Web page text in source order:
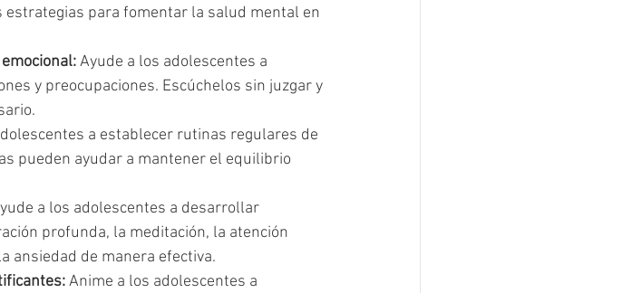
estrategias para fomentar la salud mental en
Ayude a los adolescentes a
y preocupaciones. Escúchelos sin juzgar y
a establecer rutinas regulares de
pueden ayudar a mantener el equilibrio
a los adolescentes a desarrollar
profunda, la meditación, la atención
ansiedad de manera efectiva.
Anime a los adolescentes a